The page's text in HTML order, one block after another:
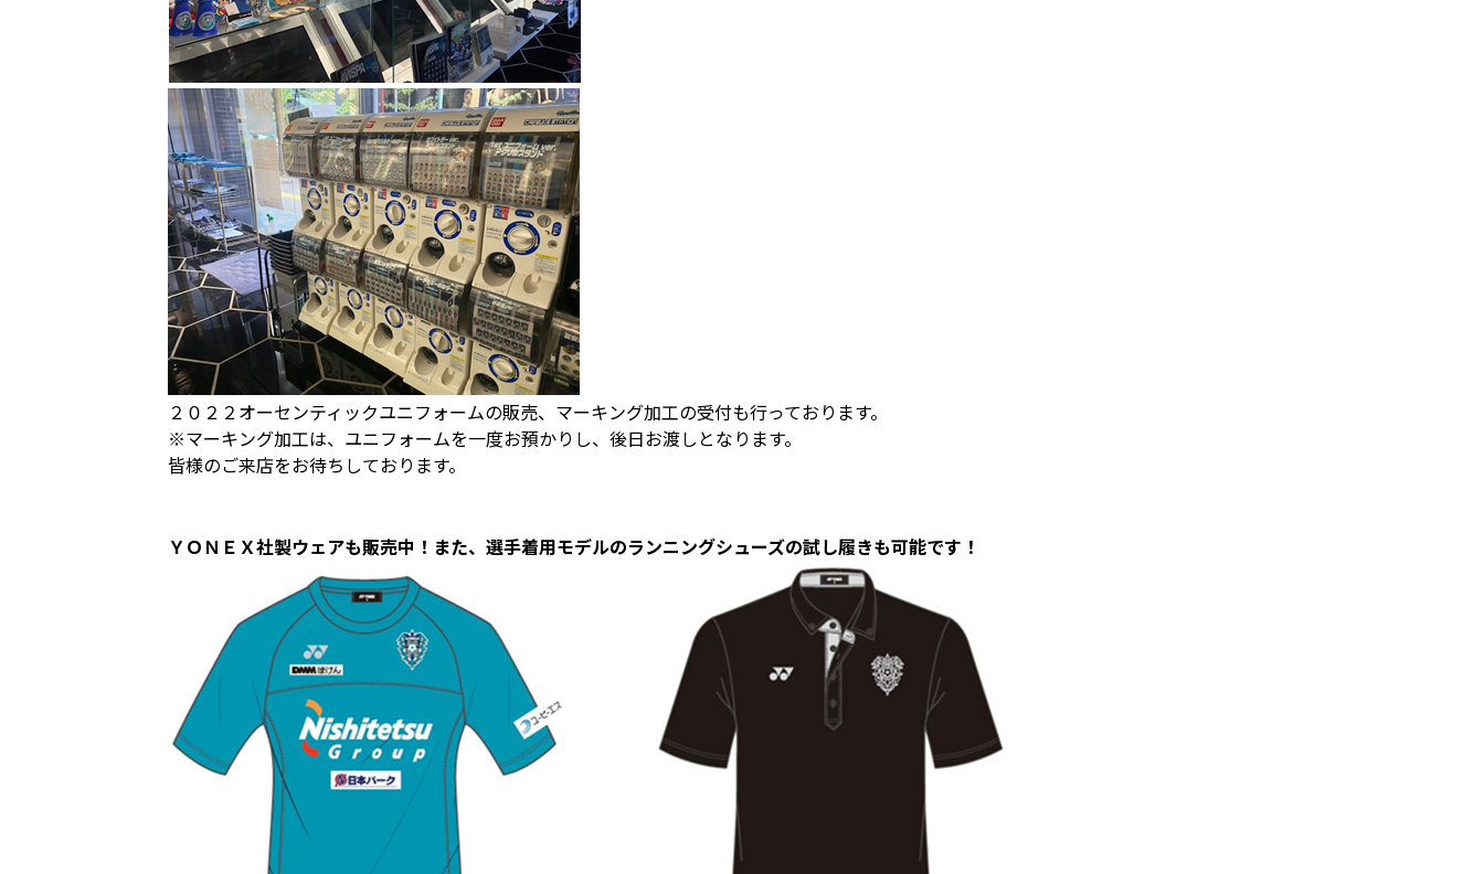
２０２２オーセンティックユニフォームの販売、マーキング加工の受付も行っております。
※マーキング加工は、ユニフォームを一度お預かりし、後日お渡しとなります。
皆様のご来店をお待ちしております。
ＹＯＮＥＸ社製ウェアも販売中！また、選手着用モデルのランニングシューズの試し履きも可能です！